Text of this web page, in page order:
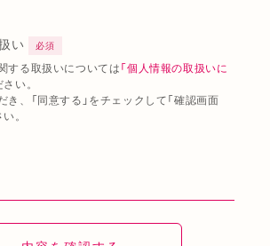
い 必須
する取扱いについては「個人情報の取扱いに
い。
き、「同意する」をチェックして「確認画面
。